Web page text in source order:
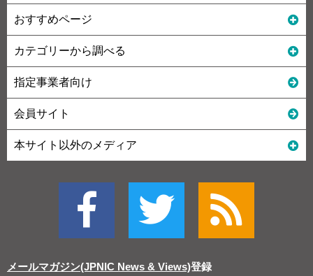
おすすめページ
カテゴリーから調べる
指定事業者向け
会員サイト
本サイト以外のメディア
メールマガジン(JPNIC News & Views)登録